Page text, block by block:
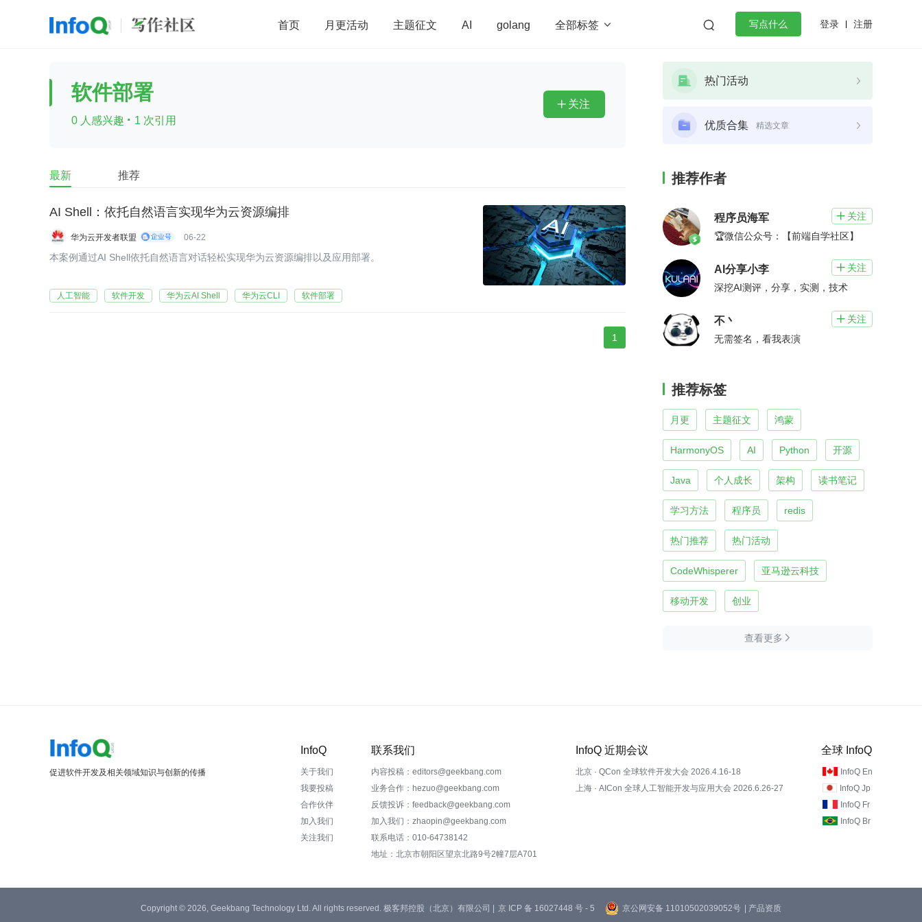
首页 月更活动 主题征文 AI golang 全部标签   写点什么 登录 注册
前端 AI redis
查看更多
软件部署
0 人感兴趣 · 1 次引用
 关注
最新 推荐
AI Shell：依托自然语言实现华为云资源编排
华为云开发者联盟 06-22
本案例通过AI Shell依托自然语言对话轻松实现华为云资源编排以及应用部署。
人工智能 软件开发 华为云AI Shell 华为云CLI 软件部署
1
热门活动
优质合集 精选文章
推荐作者
程序员海军  关注
🏆微信公众号：【前端自学社区】
AI分享小李  关注
深挖AI测评，分享，实测，技术
不丶  关注
无需签名，看我表演
推荐标签
月更 主题征文 鸿蒙
HarmonyOS AI Python 开源
Java 个人成长 架构 读书笔记
学习方法 程序员 redis
热门推荐 热门活动
CodeWhisperer 亚马逊云科技
移动开发 创业
查看更多 
促进软件开发及相关领域知识与创新的传播
InfoQ
关于我们
我要投稿
合作伙伴
加入我们
关注我们
联系我们
内容投稿：editors@geekbang.com
业务合作：hezuo@geekbang.com
反馈投诉：feedback@geekbang.com
加入我们：zhaopin@geekbang.com
联系电话：010-64738142
地址：北京市朝阳区望京北路9号2幢7层A701
InfoQ 近期会议
北京 · QCon 全球软件开发大会 2026.4.16-18
上海 · AICon 全球人工智能开发与应用大会 2026.6.26-27
全球 InfoQ
InfoQ En
InfoQ Jp
InfoQ Fr
InfoQ Br
Copyright © 2026, Geekbang Technology Ltd. All rights reserved. 极客邦控股（北京）有限公司 | 京 ICP 备 16027448 号 - 5 京公网安备 11010502039052号 | 产品资质